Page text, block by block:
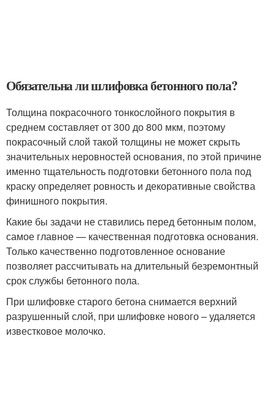
Обязательна ли шлифовка бетонного пола?
Толщина покрасочного тонкослойного покрытия в
среднем составляет от 300 до 800 мкм, поэтому
покрасочный слой такой толщины не может скрыть
значительных неровностей основания, по этой причине
именно тщательность подготовки бетонного пола под
краску определяет ровность и декоративные свойства
финишного покрытия.
Какие бы задачи не ставились перед бетонным полом,
самое главное — качественная подготовка основания.
Только качественно подготовленное основание
позволяет рассчитывать на длительный безремонтный
срок службы бетонного пола.
При шлифовке старого бетона снимается верхний
разрушенный слой, при шлифовке нового – удаляется
известковое молочко.